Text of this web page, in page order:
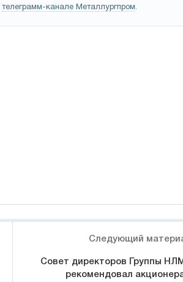
телеграмм-канале Металлургпром.
Следующий
Совет директоров Группы
рекомендовал